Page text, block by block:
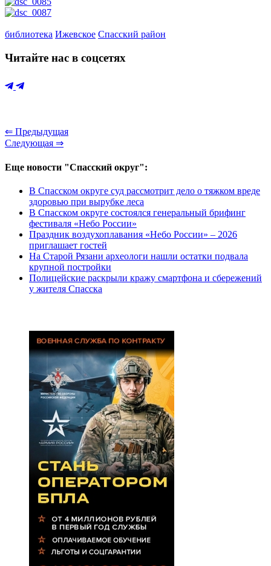
библиотека Ижевское Спасский район
Читайте нас в соцсетях
⇐ Предыдущая
Следующая ⇒
Еще новости "Спасский округ":
В Спасском округе суд рассмотрит дело о тяжком вреде
здоровью при вырубке леса
В Спасском округе состоялся генеральный брифинг
фестиваля «Небо России»
Праздник воздухоплавания «Небо России» – 2026
приглашает гостей
На Старой Рязани археологи нашли остатки подвала
крупной постройки
Полицейские раскрыли кражу смартфона и сбережений
у жителя Спасска